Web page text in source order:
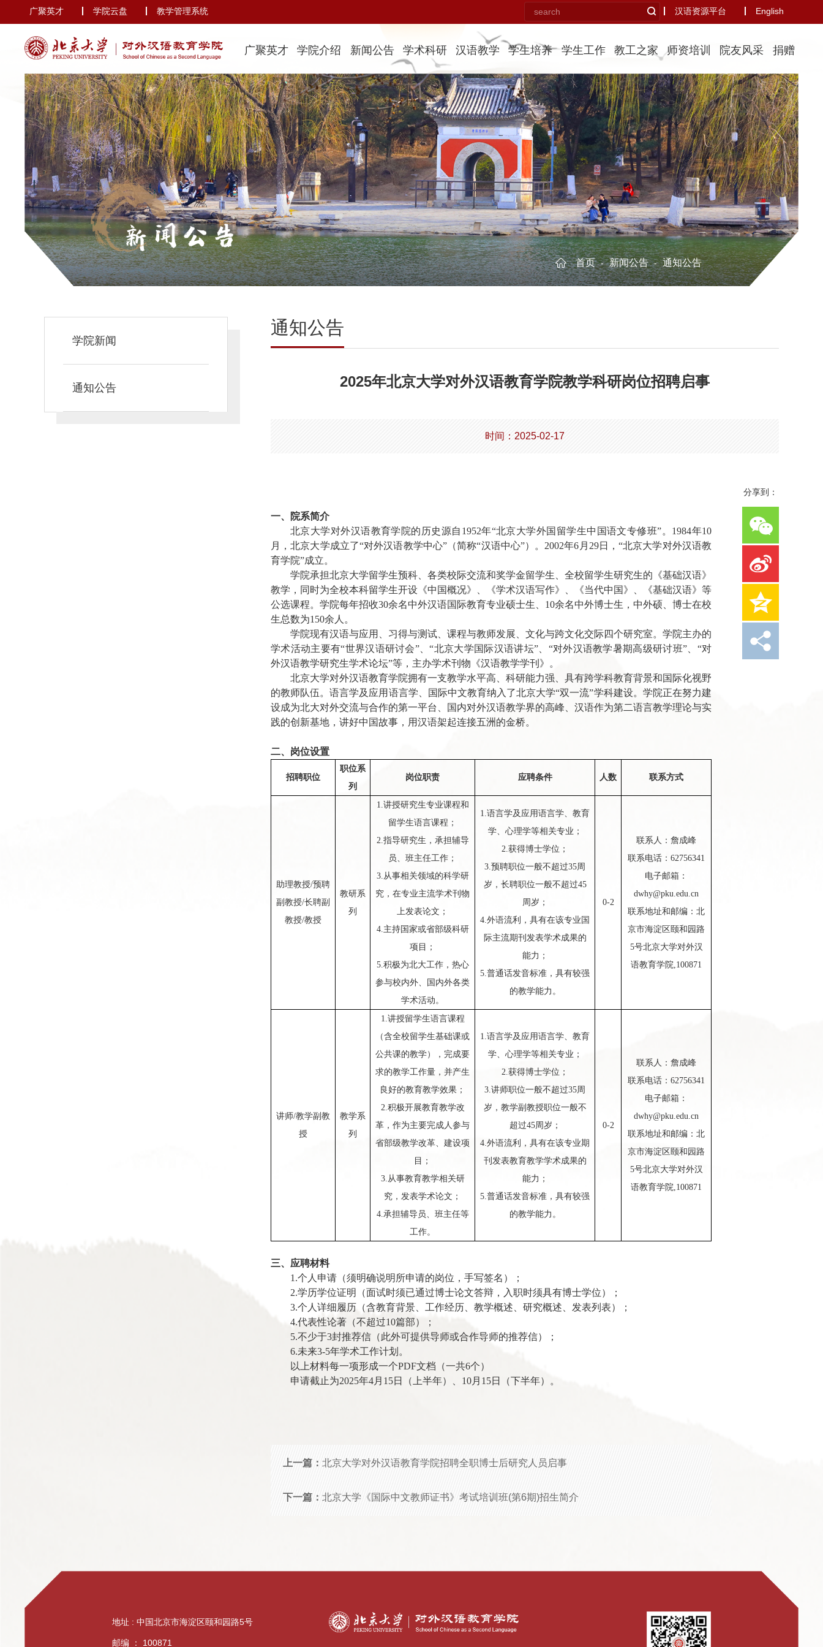
广聚英才 学院云盘 教学管理系统 汉语资源平台 English
广聚英才 学院介绍 新闻公告 学术科研 汉语教学 学生培养 学生工作 教工之家 师资培训 院友风采 捐赠
新闻公告
首页 - 新闻公告 - 通知公告
学院新闻
通知公告
通知公告
2025年北京大学对外汉语教育学院教学科研岗位招聘启事
时间：2025-02-17
一、院系简介
北京大学对外汉语教育学院的历史源自1952年“北京大学外国留学生中国语文专修班”。1984年10
月，北京大学成立了“对外汉语教学中心”（简称“汉语中心”）。2002年6月29日，“北京大学对外汉语教
育学院”成立。
学院承担北京大学留学生预科、各类校际交流和奖学金留学生、 全校留学生研究生的《基础汉语》
教学，同 时为全校本科留学生开设《中国概况》、《学术汉语写作》、《当代中国 》、《基础汉语》等
公选课程。学院每年招收30余名中外汉语国际教育专业硕士生、10余名中外博士生，中外硕、博士在校
生总数为150余人。
学院现有汉语与应用、习得与测试、课程与教师发展、文化与跨文化交际四个研究室。学院主办的
学术活动主要有“世界汉语研讨会”、“北京大学国际汉语讲坛”、“对外汉语教学暑期高级研讨班”、“对
外汉语教学研究生学术论坛”等，主办学术刊物《汉语教学学刊》。
北京大学对外汉语教育学院拥有一支教学水平高、科研能力强、具有跨学科教育背景和国际化视野
的教师队伍。语言学及应用语言学、国际中文教育纳入了北京大学“双一流”学科建设。学院正在努力建
设成为北大对外交流与合作的第一平台、国内对外汉语教学界的高峰、汉语作为第二语言教学理论与实
践的创新基地，讲好中国故事，用汉语架起连接五洲的金桥。
二、岗位设置
招聘职位
职位系
列
岗位职责 应聘条件 人数 联系方式
助理教授/预聘
副教授/长聘副
教授/教授
教研系
列
1.讲授研究生专业课程和
留学生语言课程；
2.指导研究生，承担辅导
员、班主任工作；
3.从事相关领域的科学研
究，在专业主流学术刊物
上发表论文；
4.主持国家或省部级科研
项目；
5.积极为北大工作，热心
参与校内外、国内外各类
学术活动。
1.语言学及应用语言学、教育
学、心理学等相关专业；
2.获得博士学位；
3.预聘职位一般不超过35周
岁， 长聘职位一般不超过45
周岁；
4.外语流利，具有在该专业国
际主流期刊发表学术成果的
能力；
5.普通话发音标准，具有较强
的教学能力。
0-2
联系人： 詹成峰
联系电话： 62756341
电子邮箱：
dwhy@pku.edu.cn
联系地址和邮编： 北
京市海淀区颐和园路
5号北京大学对外汉
语教育学院,100871
讲师/教学副教
授
教学系
列
1.讲授留学生语言课程
（含全校留学生基础课或
公共课的教学），完成要
求的教学工作量，并产生
良好的教育教学效果；
2.积极开展教育教学改
革，作为主要完成人参与
省部级教学改革、建设项
目；
3.从事教育教学相关研
究，发表学术论文；
4.承担辅导员、班主任等
工作。
1.语言学及应用语言学、教育
学、心理学等相关专业；
2.获得博士学位 ；
3.讲师职位一般不超过35周
岁，教学副教授职位一般不
超过45周岁；
4.外语流利，具有在该专业期
刊发表教育教学学术成果的
能力；
5.普通话发音标准，具有较强
的教学能力。
0-2
联系人：詹成峰
联系电话： 62756341
电子邮箱：
dwhy@pku.edu.cn
联系地址和邮编：北
京市海淀区颐和园路
5号北京大学对外汉
语教育学院,100871
三、应聘材料
1.个人申请（须明确说明所申请的岗位，手写签名）；
2.学历学位证明（面试时须已通过博士论文答辩，入职时须具有博士学位）；
3.个人详细履历（含教育背景、工作经历、教学概述、研究概述、发表列表）；
4.代表性论著（不超过10篇部）；
5.不少于3封推荐信（此外可提供导师或合作导师的推荐信）；
6.未来3-5年学术工作计划。
以上材料每一项形成一个PDF文档（一共6个）
申请截止为2025年4月15日（上半年）、10月15日（下半年）。
上一篇： 北京大学对外汉语教育学院招聘全职博士后研究人员启事
下一篇： 北京大学《国际中文教师证书》考试培训班(第6期)招生简介
分享到：
地址 : 中国北京市海淀区颐和园路5号
邮编 ： 100871